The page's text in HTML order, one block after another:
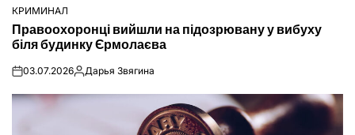
ОПУБЛІКУВАТИ
КРИМИНАЛ
Правоохоронці вийшли на підозрювану у вибуху
біля будинку Єрмолаєва
on03.07.2026Опубліковано
Дарья Звягина